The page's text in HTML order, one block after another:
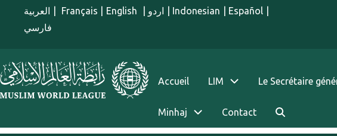
Aller au contenu principal
العربية Français English اردو Indonesian Español
فارسي
menu french
Accueil LIM Le Secrétaire
Minhaj Contact